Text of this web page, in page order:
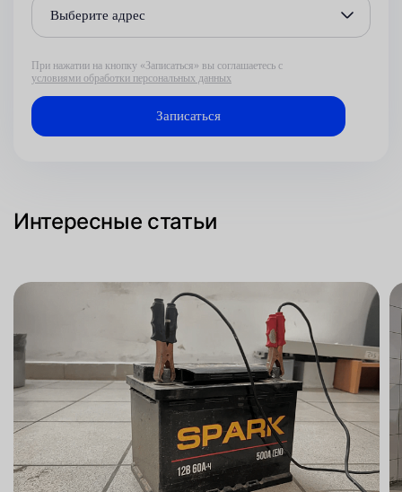
Выберите адрес
При нажатии на кнопку «Записаться» вы соглашаетесь с
условиями обработки персональных данных
Интересные статьи